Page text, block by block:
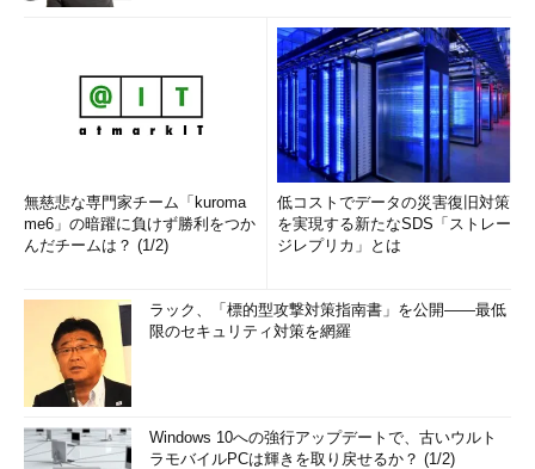
無慈悲な専門家チーム「kuroma
me6」の暗躍に負けず勝利をつか
んだチームは？ (1/2)
低コストでデータの災害復旧対策
を実現する新たなSDS「ストレー
ジレプリカ」とは
ラック、「標的型攻撃対策指南書」を公開――最低
限のセキュリティ対策を網羅
Windows 10への強行アップデートで、古いウルト
ラモバイルPCは輝きを取り戻せるか？ (1/2)